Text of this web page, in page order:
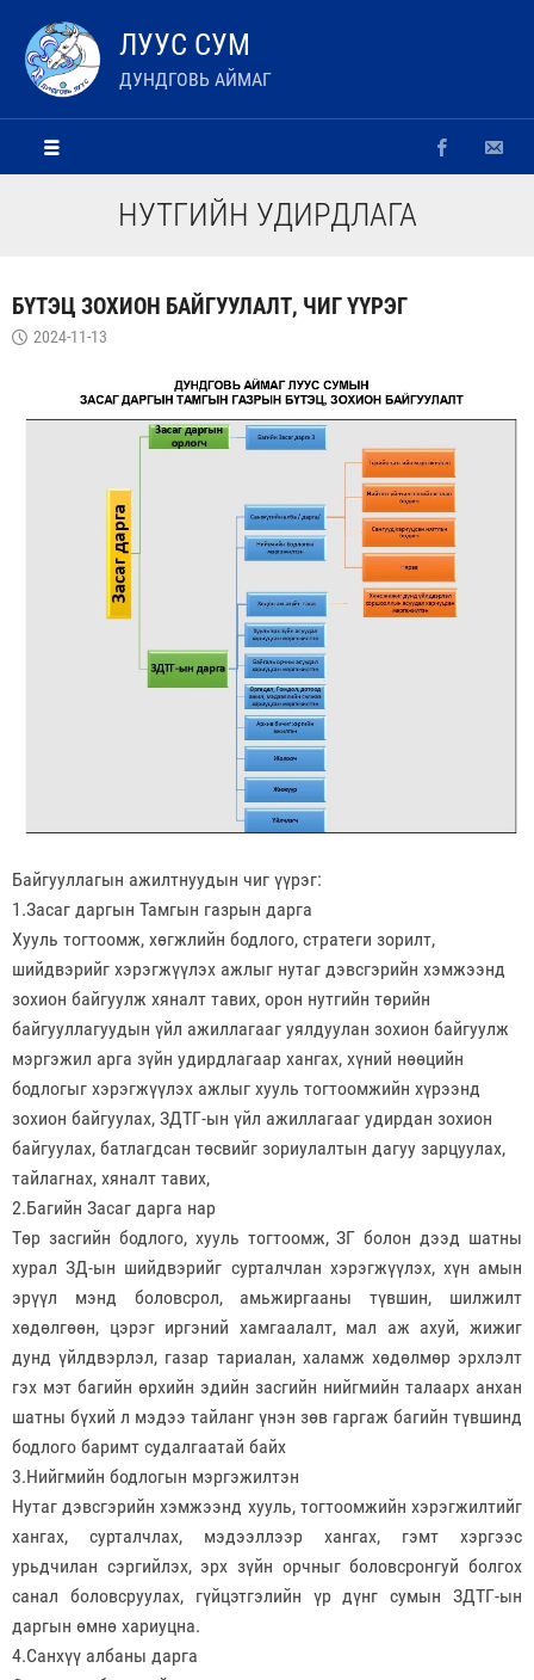
ЛУУС СУМ
ДУНДГОВЬ АЙМАГ
НУТГИЙН УДИРДЛАГА
БҮТЭЦ ЗОХИОН БАЙГУУЛАЛТ, ЧИГ ҮҮРЭГ
2024-11-13
Байгууллагын ажилтнуудын чиг үүрэг:
1.Засаг даргын Тамгын газрын дарга
Хууль тогтоомж, хөгжлийн бодлого, стратеги зорилт,
шийдвэрийг хэрэгжүүлэх ажлыг нутаг дэвсгэрийн хэмжээнд
зохион байгуулж хяналт тавих, орон нутгийн төрийн
байгууллагуудын үйл ажиллагааг уялдуулан зохион байгуулж
мэргэжил арга зүйн удирдлагаар хангах, хүний нөөцийн
бодлогыг хэрэгжүүлэх ажлыг хууль тогтоомжийн хүрээнд
зохион байгуулах, ЗДТГ-ын үйл ажиллагааг удирдан зохион
байгуулах, батлагдсан төсвийг зориулалтын дагуу зарцуулах,
тайлагнах, хяналт тавих,
2.Багийн Засаг дарга нар
Төр засгийн бодлого, хууль тогтоомж, ЗГ болон дээд шатны
хурал ЗД-ын шийдвэрийг сурталчлан хэрэгжүүлэх, хүн амын
эрүүл мэнд боловсрол, амьжиргааны түвшин, шилжилт
хөдөлгөөн, цэрэг иргэний хамгаалалт, мал аж ахуй, жижиг
дунд үйлдвэрлэл, газар тариалан, халамж хөдөлмөр эрхлэлт
гэх мэт багийн өрхийн эдийн засгийн нийгмийн талаарх анхан
шатны бүхий л мэдээ тайланг үнэн зөв гаргаж багийн түвшинд
бодлого баримт судалгаатай байх
3.Нийгмийн бодлогын мэргэжилтэн
Нутаг дэвсгэрийн хэмжээнд хууль, тогтоомжийн хэрэгжилтийг
хангах, сурталчлах, мэдээллээр хангах, гэмт хэргээс
урьдчилан сэргийлэх, эрх зүйн орчныг боловсронгуй болгох
санал боловсруулах, гүйцэтгэлийн үр дүнг сумын ЗДТГ-ын
даргын өмнө хариуцна.
4.Санхүү албаны дарга